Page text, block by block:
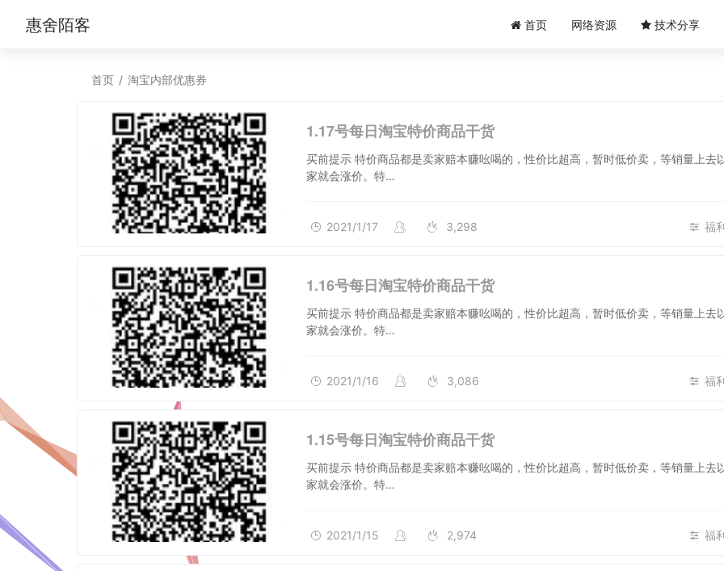
惠舍陌客 首页 网络资源 技术分享
首页 / 淘宝内部优惠券
1.17号每日淘宝特价商品干货
买前提示 特价商品都是卖家赔本赚吆喝的，性价比超高，暂时低价卖，等销量上去
家就会涨价。特…
福
2021/1/17 3,298
1.16号每日淘宝特价商品干货
买前提示 特价商品都是卖家赔本赚吆喝的，性价比超高，暂时低价卖，等销量上去
家就会涨价。特…
福
2021/1/16 3,086
1.15号每日淘宝特价商品干货
买前提示 特价商品都是卖家赔本赚吆喝的，性价比超高，暂时低价卖，等销量上去
家就会涨价。特…
福
2021/1/15 2,974